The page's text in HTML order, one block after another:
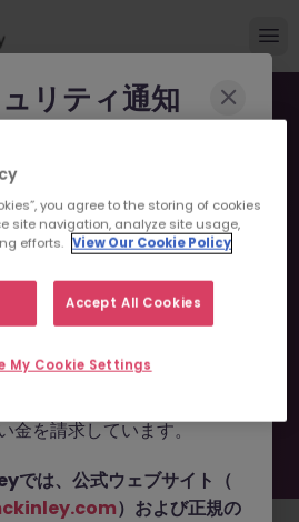
ません。こちら
載は終了しまし
た。
リティ通知
者を詐欺に巻き込もうとする
ます。
、
）を使用し、虚偽の
のメッセージアプリを通じ
金を請求しています。
は、公式ウェブサイト（
）および正規の
you agree to the storing of cookies
site navigation, analyze site usage,
efforts. View Our Cookie Policy
Accept All Cookies
My Cookie Settings